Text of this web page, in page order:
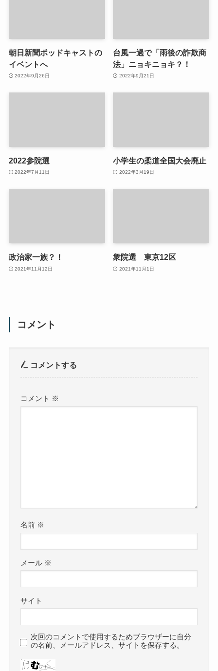
朝日新聞ポッドキャストの
イベントへ
2022年9月26日
台風一過で「雨後の詐欺商
法」ニョキニョキ？！
2022年9月21日
2022参院選
2022年7月11日
小学生の柔道全国大会廃止
2022年3月19日
政治家一族？！
2021年11月12日
衆院選 東京12区
2021年11月1日
コメント
コメントする
コメント ※
名前 ※
メール ※
サイト
次回のコメントで使用するためブラウザーに自分
の名前、メールアドレス、サイトを保存する。